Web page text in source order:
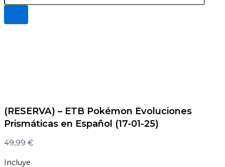
(RESERVA) – ETB Pokémon Evoluciones
Prismáticas en Español (17-01-25)
49,99 €
Incluye